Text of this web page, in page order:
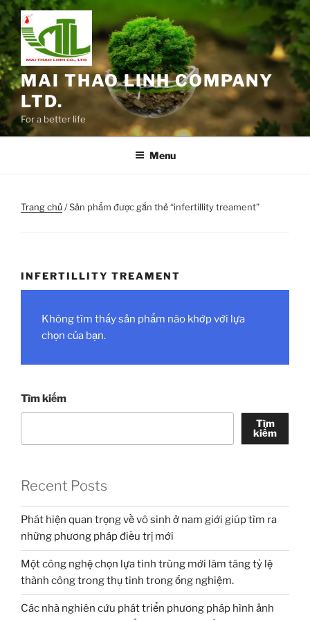
Chuyển
đến
phần
nội
dungMAI THAO LINH COMPANY
LTD.
For a better life
Menu
Trang chủ/ Sản phẩm được gắn thẻ “infertillity treament”
INFERTILLITY TREAMENT
Không tìm thấy sản phẩm nào khớp với lựa
chọn của bạn.
Tìm kiếm
Tìm
kiếm
Recent Posts
Phát hiện quan trọng về vô sinh ở nam giới giúp tìm ra
những phương pháp điều trị mới
Một công nghệ chọn lựa tinh trùng mới làm tăng tỷ lệ
thành công trong thụ tinh trong ống nghiệm.
Các nhà nghiên cứu phát triển phương pháp hình ảnh